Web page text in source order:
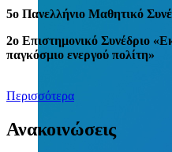
5o Πανελλήνιο Μαθητικό
2ο Επιστημονικό Συνέδριο
παγκόσμιο ενεργού πολίτη»
Περισσότερα
Ανακοινώσεις